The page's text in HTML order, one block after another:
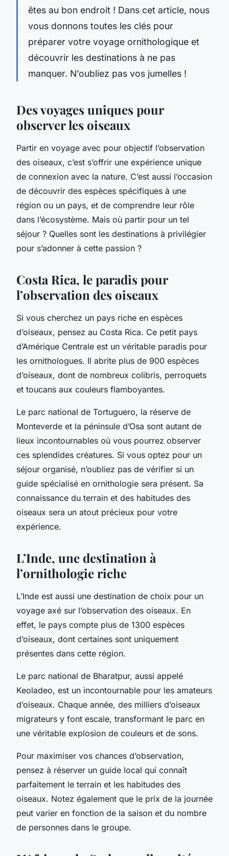
êtes au bon endroit ! Dans cet article, nous
vous donnons toutes les clés pour
préparer votre voyage ornithologique et
découvrir les destinations à ne pas
manquer. N’oubliez pas vos jumelles !
Des voyages uniques pour
observer les oiseaux
Partir en voyage avec pour objectif l’observation
des oiseaux, c’est s’offrir une expérience unique
de connexion avec la nature. C’est aussi l’occasion
de découvrir des espèces spécifiques à une
région ou un pays, et de comprendre leur rôle
dans l’écosystème. Mais où partir pour un tel
séjour ? Quelles sont les destinations à privilégier
pour s’adonner à cette passion ?
Costa Rica, le paradis pour
l’observation des oiseaux
Si vous cherchez un pays riche en espèces
d’oiseaux, pensez au Costa Rica. Ce petit pays
d’Amérique Centrale est un véritable paradis pour
les ornithologues. Il abrite plus de 900 espèces
d’oiseaux, dont de nombreux colibris, perroquets
et toucans aux couleurs flamboyantes.
Le parc national de Tortuguero, la réserve de
Monteverde et la péninsule d’Osa sont autant de
lieux incontournables où vous pourrez observer
ces splendides créatures. Si vous optez pour un
séjour organisé, n’oubliez pas de vérifier si un
guide spécialisé en ornithologie sera présent. Sa
connaissance du terrain et des habitudes des
oiseaux sera un atout précieux pour votre
expérience.
L’Inde, une destination à
l’ornithologie riche
L’Inde est aussi une destination de choix pour un
voyage axé sur l’observation des oiseaux. En
effet, le pays compte plus de 1300 espèces
d’oiseaux, dont certaines sont uniquement
présentes dans cette région.
Le parc national de Bharatpur, aussi appelé
Keoladeo, est un incontournable pour les amateurs
d’oiseaux. Chaque année, des milliers d’oiseaux
migrateurs y font escale, transformant le parc en
une véritable explosion de couleurs et de sons.
Pour maximiser vos chances d’observation,
pensez à réserver un guide local qui connaît
parfaitement le terrain et les habitudes des
oiseaux. Notez également que le prix de la journée
peut varier en fonction de la saison et du nombre
de personnes dans le groupe.